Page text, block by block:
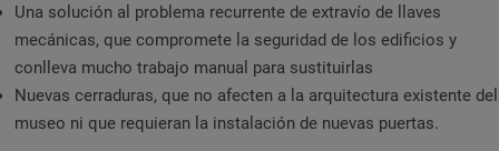
Una solución al problema recurrente de extravío de llaves
mecánicas, que compromete la seguridad de los edificios y
conlleva mucho trabajo manual para sustituirlas
Nuevas cerraduras, que no afecten a la arquitectura existente del
museo ni que requieran la instalación de nuevas puertas.